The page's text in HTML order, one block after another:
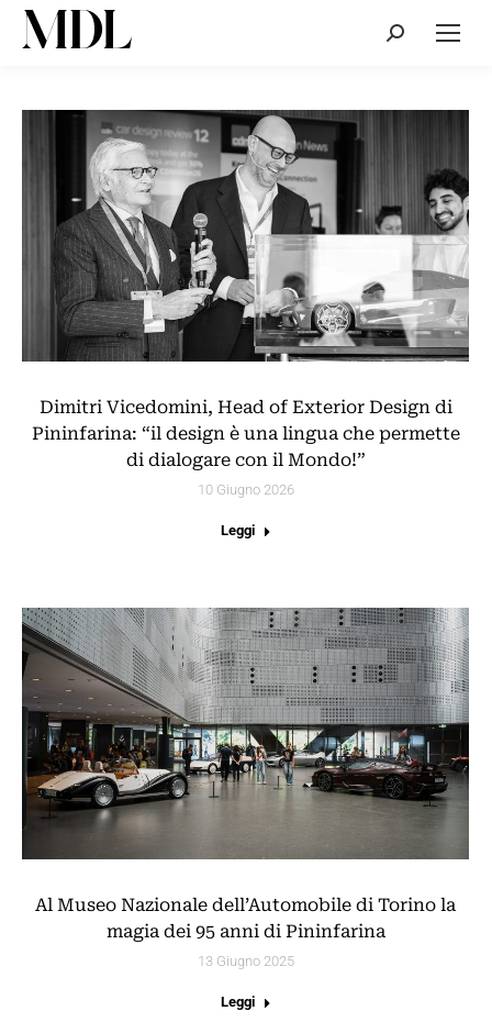
Cerca:
Dimitri Vicedomini, Head of Exterior Design di
Pininfarina: “il design è una lingua che permette
di dialogare con il Mondo!”
10 Giugno 2026
Leggi
Al Museo Nazionale dell’Automobile di Torino la
magia dei 95 anni di Pininfarina
13 Giugno 2025
Leggi